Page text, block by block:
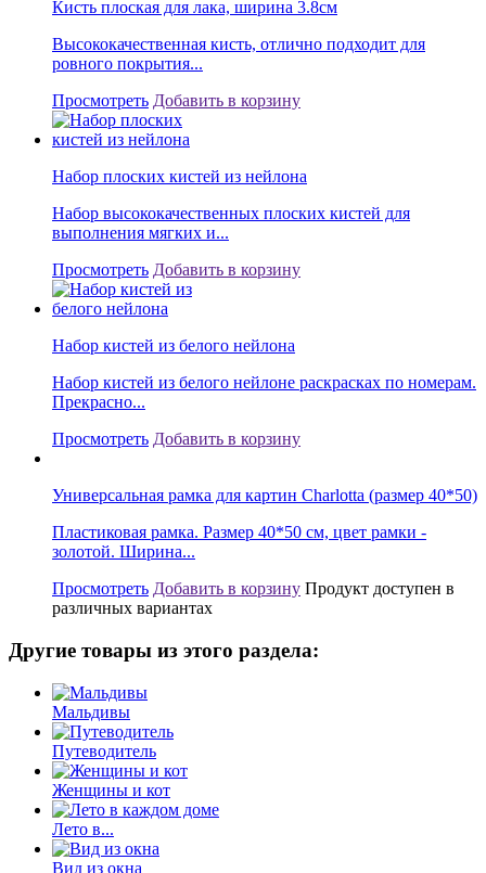
Кисть плоская для лака, ширина 3.8см
Высококачественная кисть, отлично подходит для
ровного покрытия...
Просмотреть Добавить в корзину
Набор плоских кистей из нейлона
Набор высококачественных плоских кистей для
выполнения мягких и...
Просмотреть Добавить в корзину
Набор кистей из белого нейлона
Набор кистей из белого нейлоне раскрасках по номерам.
Прекрасно...
Просмотреть Добавить в корзину
Универсальная рамка для картин Charlotta (размер 40*50)
Пластиковая рамка. Размер 40*50 см, цвет рамки -
золотой. Ширина...
Просмотреть Добавить в корзину Продукт доступен в
различных вариантах
Другие товары из этого раздела:
Мальдивы
Путеводитель
Женщины и кот
Лето в...
Вид из окна